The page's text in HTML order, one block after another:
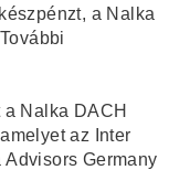
a Nalka
Nalka DACH
az Inter
Germany